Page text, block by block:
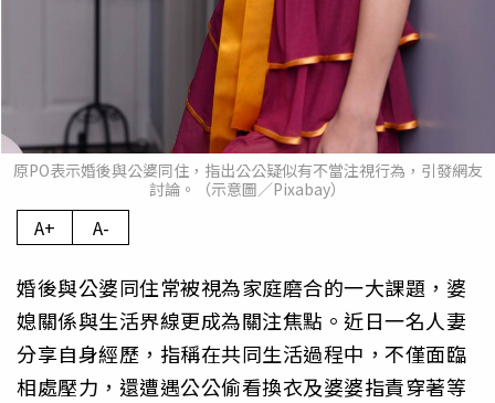
原PO表示婚後與公婆同住，指出公公疑似有不當注視行為，引發網友
討論。（示意圖／Pixabay）
A+ A-
婚後與公婆同住常被視為家庭磨合的一大課題，婆
媳關係與生活界線更成為關注焦點。近日一名人妻
分享自身經歷，指稱在共同生活過程中，不僅面臨
相處壓力，還遭遇公公偷看換衣及婆婆指責穿著等